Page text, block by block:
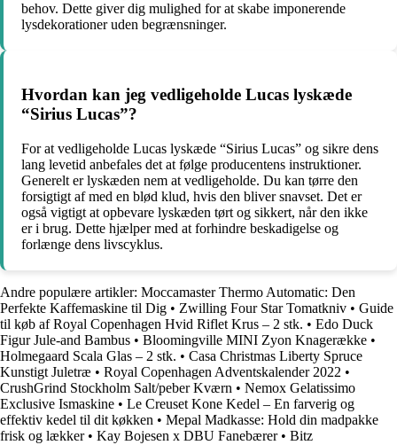
behov. Dette giver dig mulighed for at skabe imponerende
lysdekorationer uden begrænsninger.
Hvordan kan jeg vedligeholde Lucas lyskæde
“Sirius Lucas”?
For at vedligeholde Lucas lyskæde “Sirius Lucas” og sikre dens
lang levetid anbefales det at følge producentens instruktioner.
Generelt er lyskæden nem at vedligeholde. Du kan tørre den
forsigtigt af med en blød klud, hvis den bliver snavset. Det er
også vigtigt at opbevare lyskæden tørt og sikkert, når den ikke
er i brug. Dette hjælper med at forhindre beskadigelse og
forlænge dens livscyklus.
Andre populære artikler: Moccamaster Thermo Automatic: Den
Perfekte Kaffemaskine til Dig • Zwilling Four Star Tomatkniv • Guide
til køb af Royal Copenhagen Hvid Riflet Krus – 2 stk. • Edo Duck
Figur Jule-and Bambus • Bloomingville MINI Zyon Knagerække •
Holmegaard Scala Glas – 2 stk. • Casa Christmas Liberty Spruce
Kunstigt Juletræ • Royal Copenhagen Adventskalender 2022 •
CrushGrind Stockholm Salt/peber Kværn • Nemox Gelatissimo
Exclusive Ismaskine • Le Creuset Kone Kedel – En farverig og
effektiv kedel til dit køkken • Mepal Madkasse: Hold din madpakke
frisk og lækker• Kay Bojesen x DBU Fanebærer• Bitz